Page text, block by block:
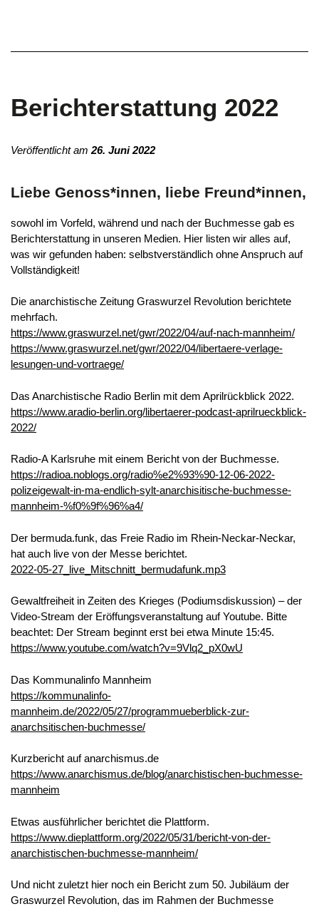
Berichterstattung 2022
Veröffentlicht am 26. Juni 2022
Liebe Genoss*innen, liebe Freund*innen,
sowohl im Vorfeld, während und nach der Buchmesse gab es
Berichterstattung in unseren Medien. Hier listen wir alles auf,
was wir gefunden haben: selbstverständlich ohne Anspruch auf
Vollständigkeit!
Die anarchistische Zeitung Graswurzel Revolution berichtete
mehrfach.
https://www.graswurzel.net/gwr/2022/04/auf-nach-mannheim/
https://www.graswurzel.net/gwr/2022/04/libertaere-verlage-
lesungen-und-vortraege/
Das Anarchistische Radio Berlin mit dem Aprilrückblick 2022.
https://www.aradio-berlin.org/libertaerer-podcast-aprilrueckblick-
2022/
Radio-A Karlsruhe mit einem Bericht von der Buchmesse.
https://radioa.noblogs.org/radio%e2%93%90-12-06-2022-
polizeigewalt-in-ma-endlich-sylt-anarchisitische-buchmesse-
mannheim-%f0%9f%96%a4/
Der bermuda.funk, das Freie Radio im Rhein-Neckar-Neckar,
hat auch live von der Messe berichtet.
2022-05-27_live_Mitschnitt_bermudafunk.mp3
Gewaltfreiheit in Zeiten des Krieges (Podiumsdiskussion) – der
Video-Stream der Eröffungsveranstaltung auf Youtube. Bitte
beachtet: Der Stream beginnt erst bei etwa Minute 15:45.
https://www.youtube.com/watch?v=9Vlq2_pX0wU
Das Kommunalinfo Mannheim
https://kommunalinfo-
mannheim.de/2022/05/27/programmueberblick-zur-
anarchsitischen-buchmesse/
Kurzbericht auf anarchismus.de
https://www.anarchismus.de/blog/anarchistischen-buchmesse-
mannheim
Etwas ausführlicher berichtet die Plattform.
https://www.dieplattform.org/2022/05/31/bericht-von-der-
anarchistischen-buchmesse-mannheim/
Und nicht zuletzt hier noch ein Bericht zum 50. Jubiläum der
Graswurzel Revolution, das im Rahmen der Buchmesse